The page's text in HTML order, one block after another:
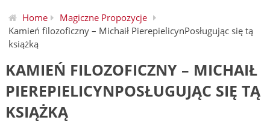
Home
Magiczne Propozycje
Kamień filozoficzny – Michaił PierepielicynPosługując się tą
książką
KAMIEŃ FILOZOFICZNY – MICHAIŁ
PIEREPIELICYNPOSŁUGUJĄC SIĘ TĄ
KSIĄŻKĄ